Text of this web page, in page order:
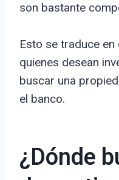
son bastante
Esto se traduce
quienes desean
buscar una
el banco.
¿Dónde